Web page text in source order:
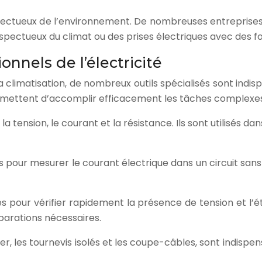
de l’environnement. De nombreuses
du climat ou des prises électriques avec des
de l’électricité
de nombreux outils spécialisés sont
d’accomplir efficacement les tâches
tension, le courant et la résistance. Ils sont utilisés
mesurer le courant électrique dans un circuit
pour vérifier rapidement la présence de tension et
nécessaires.
les tournevis isolés et les coupe-câbles, sont